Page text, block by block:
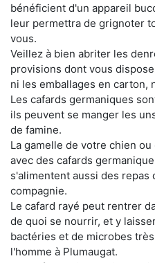
bénéficient d'un appareil
leur permettra de grignoter
vous.
Veillez à bien abriter les
provisions dont vous
ni les emballages en carton,
Les cafards germaniques
ils peuvent se manger les
de famine.
La gamelle de votre chien
avec des cafards
s'alimentent aussi des repas
compagnie.
Le cafard rayé peut rentrer
de quoi se nourrir, et y
bactéries et de microbes
l'homme à Plumaugat.